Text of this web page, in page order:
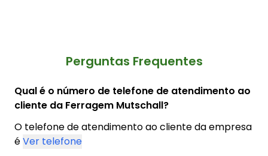
Perguntas Frequentes
Qual é o número de telefone de atendimento ao
cliente da Ferragem Mutschall?
O telefone de atendimento ao cliente da empresa
éVer telefone